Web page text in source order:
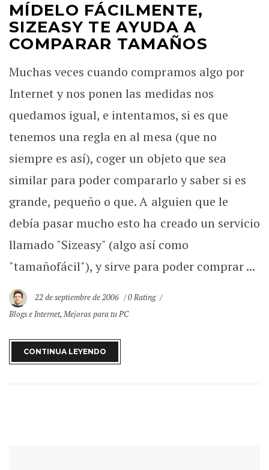
MÍDELO FÁCILMENTE,
SIZEASY TE AYUDA A
COMPARAR TAMAÑOS
Muchas veces cuando compramos algo por
Internet y nos ponen las medidas nos
quedamos igual, e intentamos, si es que
tenemos una regla en al mesa (que no
siempre es así), coger un objeto que sea
similar para poder compararlo y saber si es
grande, pequeño o que. A alguien que le
debía pasar mucho esto ha creado un servicio
llamado "Sizeasy" (algo así como
"tamañofácil"), y sirve para poder comprar ...
22 de septiembre de 2006
0 Rating
Blogs e Internet,Mejoras para tu PC
CONTINUA LEYENDO